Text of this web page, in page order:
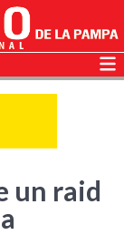
un raid